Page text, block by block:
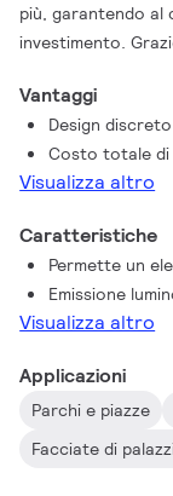
più, garantendo al
investimento.
Inoltre, grazie alle
distribuzione della
tra le colonnine
punti luce da
standard è Ultra
richiesta.
Vantaggi
Design
Costo totale
Visualizza altro
Caratteristiche
Permette un
Emissione
Visualizza altro
Applicazioni
Parchi e piazze
Facciate di